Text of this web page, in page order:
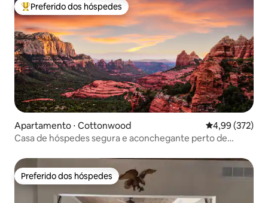
Entre os melhores preferidos dos hóspedes
Preferido dos hóspedes
Apartamento ⋅ Cottonwood 4,99 de uma
4,99 (372)
Casa de hóspedes segura e aconchegante perto de
Preferido dos hóspedes
Preferido dos hóspedes